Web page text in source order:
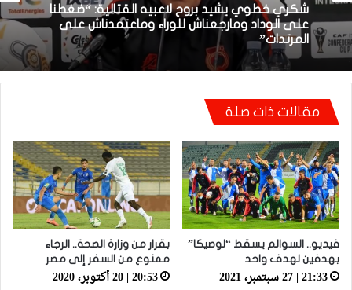
01:51 | 23 مارس، 2026
شكري خطوي يشيد بروح لاعبيه القتالية: “ضغطنا
على الوداد ومارجعناش للوراء وماعتمدناش على
المرتدات”
بعد الإقصاء من كأس “الكاف”.. أيت منا يقيل
بنهاشم
مقالات ذات صلة
فيديو.. السوالم يسقط “لوصيكا”
بهدفين لهدف واحد
21:33 | 27 سبتمبر، 2021
بقرار من وزارة الصحة.. الرجاء
ممنوع من السفر إلى مصر
20:53 | 20 أكتوبر، 2020